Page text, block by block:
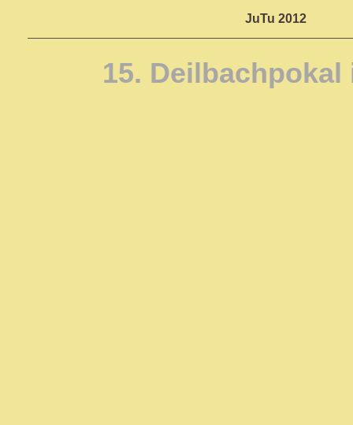
JuTu 2012
15. Deilbachpokal